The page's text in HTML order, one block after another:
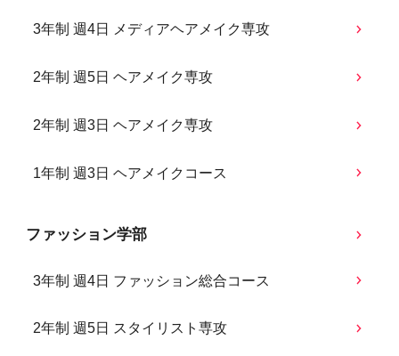
3年制 週4日 メディアヘアメイク専攻
2年制 週5日 ヘアメイク専攻
2年制 週3日 ヘアメイク専攻
1年制 週3日 ヘアメイクコース
ファッション学部
3年制 週4日 ファッション総合コース
2年制 週5日 スタイリスト専攻